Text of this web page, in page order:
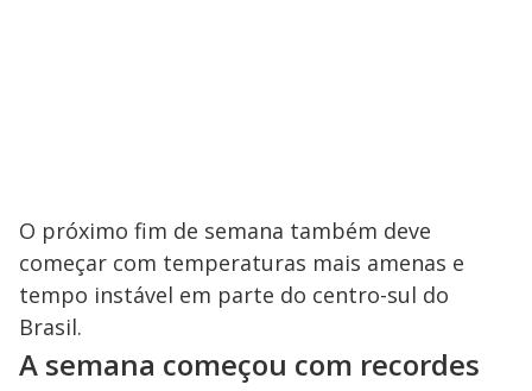
O próximo fim de semana também deve
começar com temperaturas mais amenas e
tempo instável em parte do centro-sul do
Brasil.
A semana começou com recordes